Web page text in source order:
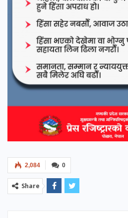
0
2,084
Share